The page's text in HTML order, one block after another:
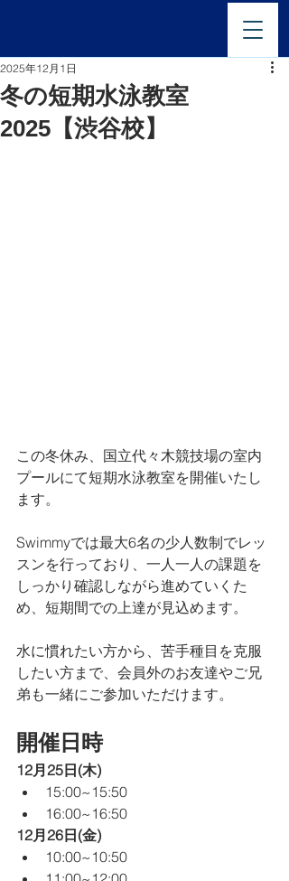
冬の短期水泳教室
2025【渋谷校】
2025年12月1日
この冬休み、国立代々木競技場の室内
プールにて短期水泳教室を開催いたし
ます。
Swimmyでは最大6名の少人数制でレッ
スンを行っており、一人一人の課題を
しっかり確認しながら進めていくた
め、短期間での上達が見込めます。
水に慣れたい方から、苦手種目を克服
したい方まで、会員外のお友達やご兄
弟も一緒にご参加いただけます。
開催日時
12月25日(木)
15:00~15:50
16:00~16:50
12月26日(金)
10:00~10:50